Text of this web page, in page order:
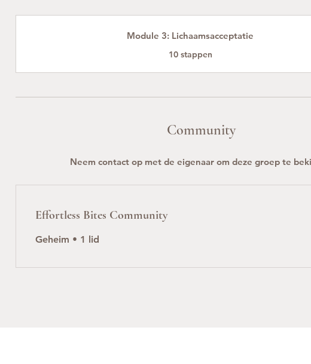
Module 3: Lichaamsacceptatie
.
10 stappen
Community
Neem contact op met de eigenaar om deze groep te
Effortless Bites Community
Geheim • 1 lid